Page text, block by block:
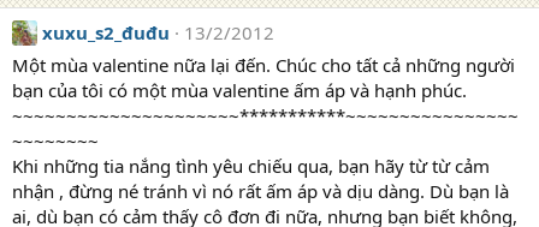
xuxu_s2_đuđu
13/2/2012
Một mùa valentine nữa lại đến. Chúc cho tất cả những người
bạn của tôi có một mùa valentine ấm áp và hạnh phúc.
~~~~~~~~~~~~~~~~~~~~~***********~~~~~~~~~~~~~~~~
~~~~~~~~
Khi những tia nắng tình yêu chiếu qua, bạn hãy từ từ cảm
nhận , đừng né tránh vì nó rất ấm áp và dịu dàng. Dù bạn là
ai, dù bạn có cảm thấy cô đơn đi nữa, nhưng bạn biết không,